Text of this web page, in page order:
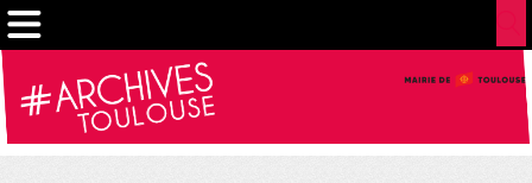
Cookies management panel